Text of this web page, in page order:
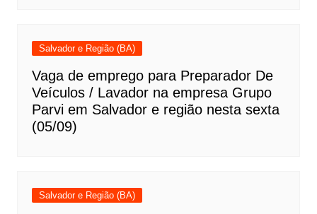
Salvador e Região (BA)
Vaga de emprego para Preparador De
Veículos / Lavador na empresa Grupo
Parvi em Salvador e região nesta sexta
(05/09)
Salvador e Região (BA)